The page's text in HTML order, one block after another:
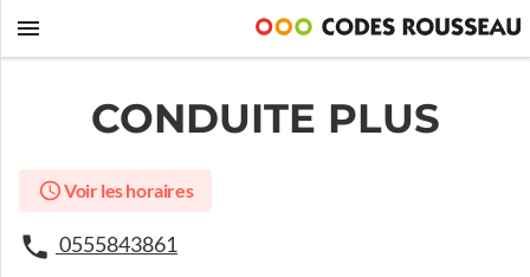
CONDUITE PLUS
Voir les horaires
0555843861